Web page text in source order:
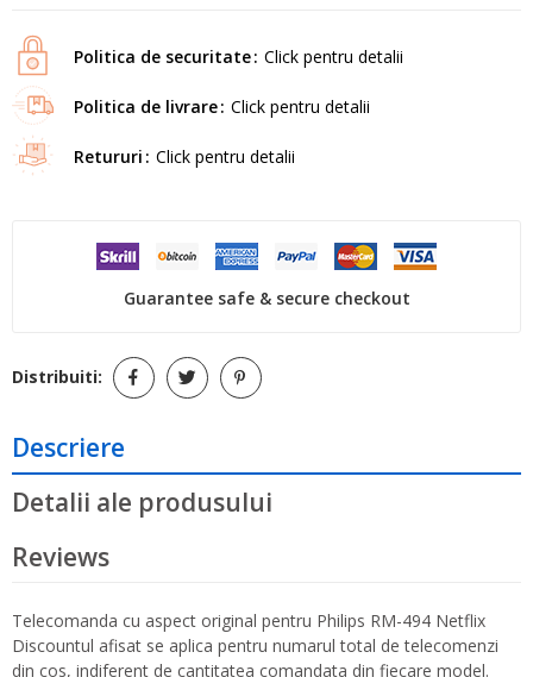
Politica de securitate Click pentru detalii
Politica de livrare Click pentru detalii
Retururi Click pentru detalii
Guarantee safe & secure checkout
Distribuiti:
Descriere
Detalii ale produsului
Reviews
Telecomanda cu aspect original pentru Philips RM-494 Netflix
Discountul afisat se aplica pentru numarul total de telecomenzi
din cos, indiferent de cantitatea comandata din fiecare model.